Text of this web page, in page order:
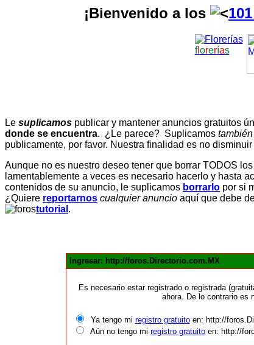
¡Bienvenido a los
florerías
Le suplicamos publicar y mantener anuncios gratuitos
donde se encuentra. ¿Le parece? Suplicamos también
publicamente, por favor. Nuestra finalidad es no
Aunque no es nuestro deseo tener que borrar TODOS
lamentablemente a veces es necesario hacerlo y hasta
contenidos de su anuncio, le suplicamos borrarlo por si
¿Quiere reportarnos cualquier anuncio aquí que debe
tutorial .
Ingresar: http://foros.Directorio.com.MX
Es necesario estar registrado o registrada
ahora. De lo contrario es
Ya tengo mi registro gratuitoen: http://
Aún no tengo mi registro gratuitoen: http://